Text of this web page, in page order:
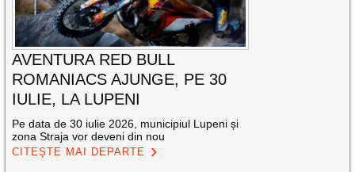
AVENTURA RED BULL
ROMANIACS AJUNGE, PE 30
IULIE, LA LUPENI
Pe data de 30 iulie 2026, municipiul Lupeni și
zona Straja vor deveni din nou
CITEȘTE MAI DEPARTE